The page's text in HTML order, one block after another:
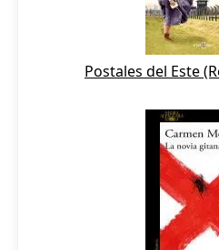
Postales del Este